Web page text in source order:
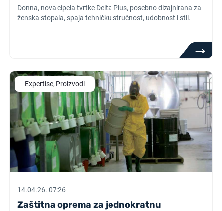
Donna, nova cipela tvrtke Delta Plus, posebno dizajnirana za
ženska stopala, spaja tehničku stručnost, udobnost i stil.
Expertise, Proizvodi
14.04.26. 07:26
Zaštitna oprema za jednokratnu